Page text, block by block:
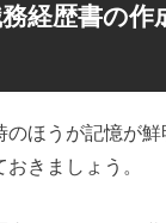
経歴書の
のほうが記憶が
きましょう。